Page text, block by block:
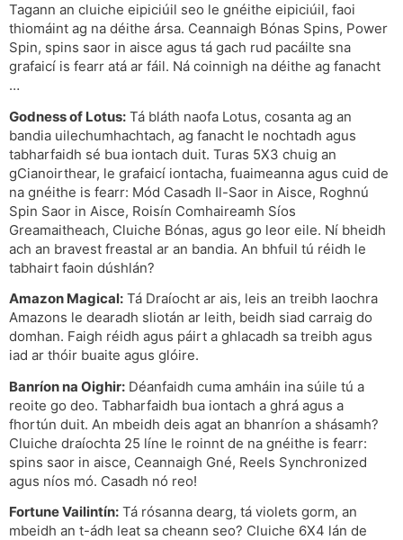
Tagann an cluiche eipiciúil seo le gnéithe eipiciúil, faoi
thiomáint ag na déithe ársa. Ceannaigh Bónas Spins, Power
Spin, spins saor in aisce agus tá gach rud pacáilte sna
grafaicí is fearr atá ar fáil. Ná coinnigh na déithe ag fanacht
…
Godness of Lotus: Tá bláth naofa Lotus, cosanta ag an
bandia uilechumhachtach, ag fanacht le nochtadh agus
tabharfaidh sé bua iontach duit. Turas 5X3 chuig an
gCianoirthear, le grafaicí iontacha, fuaimeanna agus cuid de
na gnéithe is fearr: Mód Casadh Il-Saor in Aisce, Roghnú
Spin Saor in Aisce, Roisín Comhaireamh Síos
Greamaitheach, Cluiche Bónas, agus go leor eile. Ní bheidh
ach an bravest freastal ar an bandia. An bhfuil tú réidh le
tabhairt faoin dúshlán?
Amazon Magical: Tá Draíocht ar ais, leis an treibh laochra
Amazons le dearadh sliotán ar leith, beidh siad carraig do
domhan. Faigh réidh agus páirt a ghlacadh sa treibh agus
iad ar thóir buaite agus glóire.
Banríon na Oighir: Déanfaidh cuma amháin ina súile tú a
reoite go deo. Tabharfaidh bua iontach a ghrá agus a
fhortún duit. An mbeidh deis agat an bhanríon a shásamh?
Cluiche draíochta 25 líne le roinnt de na gnéithe is fearr:
spins saor in aisce, Ceannaigh Gné, Reels Synchronized
agus níos mó. Casadh nó reo!
Fortune Vailintín: Tá rósanna dearg, tá violets gorm, an
mbeidh an t-ádh leat sa cheann seo? Cluiche 6X4 lán de